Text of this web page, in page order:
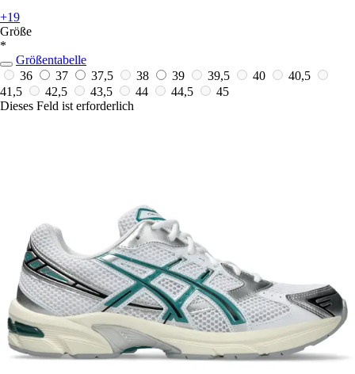
+19
Größe
*
Größentabelle
36
37 37,5 38 39 39,5 40
40,5
41,5
42,5 43,5 44 44,5
45
Dieses Feld ist erforderlich